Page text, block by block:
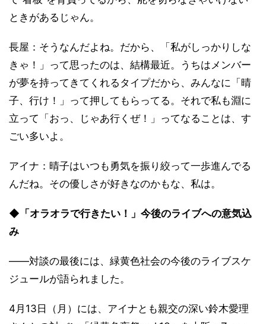
ときがあるじゃん。
長屋：そうなんだよね。だから、「私がしっかりしな
きゃ！」って思ったのは、結構最近。うちはメンバー
が夢を持ってきてくれるタイプだから、みんなに「晴
子、行け！」って押してもらってる。それで私も淵に
立って「おっ、じゃあ行くぜ！」ってなることは、す
ごい多いよ。
アイナ：晴子はいつも勇気を振り絞って一歩進んでる
んだね。その優しさが好きなのかもな、私は。
◆「オラオラで行きたい！」今後のライブへの意気込
み
――対談の最後には、緑黄色社会の今後のライブスケ
ジュールが語られました。
4月13日（月）には、アイナとも親交の深い鈴木愛理